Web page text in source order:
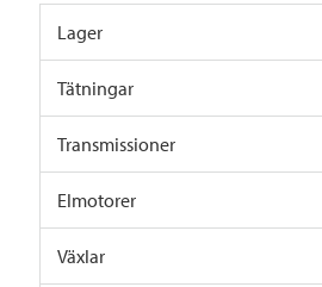
Lager
Tätningar
Transmissioner
Elmotorer
Växlar